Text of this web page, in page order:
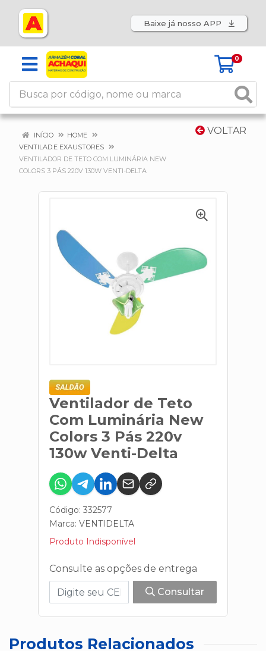
Baixe já nosso APP
0
VOLTAR
INÍCIO
HOME
VENTILAD.E EXAUSTORES
VENTILADOR DE TETO COM LUMINÁRIA NEW
COLORS 3 PÁS 220V 130W VENTI-DELTA
Ventilador de Teto
Com Luminária New
Colors 3 Pás 220v
130w Venti-Delta
Código: 332577
Marca: VENTIDELTA
Produto Indisponível
Consulte as opções de entrega
Consultar
Produtos Relacionados